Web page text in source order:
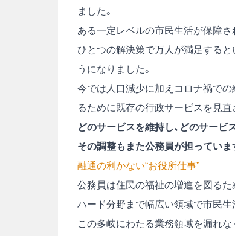
ました。
ある一定レベルの市民生活が保障
ひとつの解決策で万人が満足する
うになりました。
今では人口減少に加えコロナ禍で
るために既存の行政サービスを見
どのサービスを維持し、どのサービ
その調整もまた公務員が担っていま
融通の利かない“お役所仕事”
公務員は住民の福祉の増進を図るた
ハード分野まで幅広い領域で市民生
この多岐にわたる業務領域を漏れ